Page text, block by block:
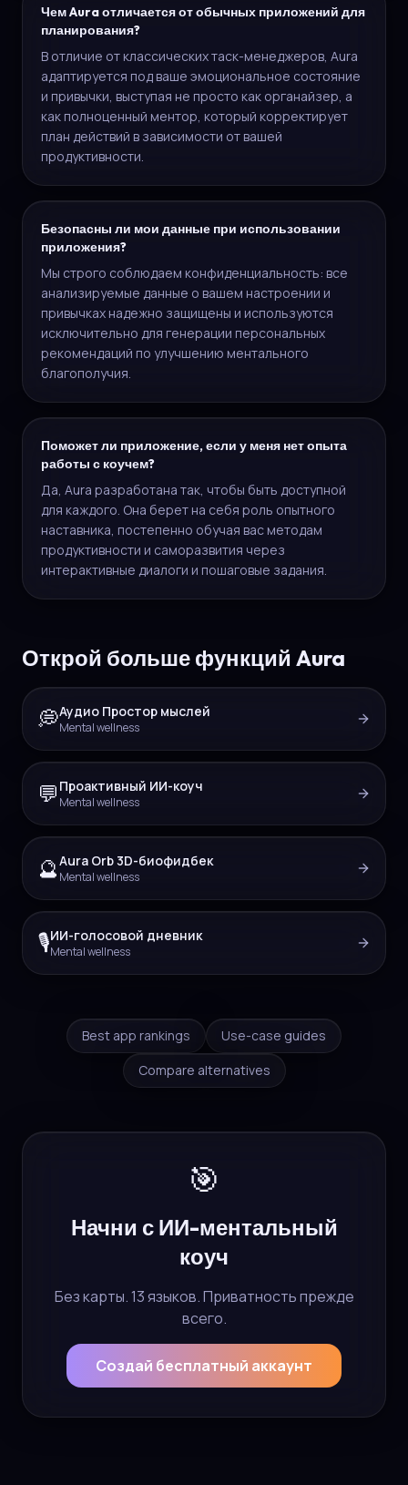
Чем Aura отличается от обычных приложений для
планирования?
В отличие от классических таск-менеджеров, Aura
адаптируется под ваше эмоциональное состояние
и привычки, выступая не просто как органайзер, а
как полноценный ментор, который корректирует
план действий в зависимости от вашей
продуктивности.
Безопасны ли мои данные при использовании
приложения?
Мы строго соблюдаем конфиденциальность: все
анализируемые данные о вашем настроении и
привычках надежно защищены и используются
исключительно для генерации персональных
рекомендаций по улучшению ментального
благополучия.
Поможет ли приложение, если у меня нет опыта
работы с коучем?
Да, Aura разработана так, чтобы быть доступной
для каждого. Она берет на себя роль опытного
наставника, постепенно обучая вас методам
продуктивности и саморазвития через
интерактивные диалоги и пошаговые задания.
Открой больше функций Aura
💭Аудио Простор мыслей
Mental wellness
💬 Проактивный ИИ-коуч
Mental wellness
🔮Aura Orb 3D-биофидбек
Mental wellness
🎙️ИИ-голосовой дневник
Mental wellness
Best app rankings
Use-case guides
Compare alternatives
🎯
Начни с ИИ-ментальный
коуч
Без карты. 13 языков. Приватность прежде
всего.
Создай бесплатный аккаунт